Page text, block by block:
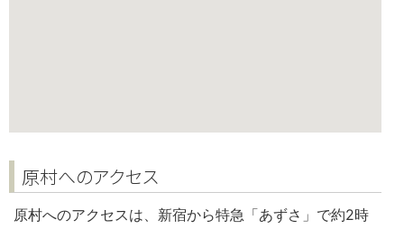
原村へのアクセス
原村へのアクセスは、新宿から特急「あずさ」で約2時